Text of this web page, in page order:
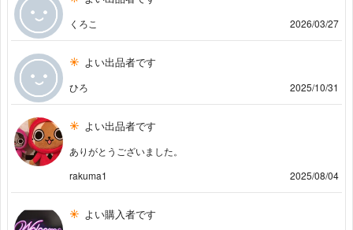
くろこ 2026/03/27
よい出品者です
ひろ 2025/10/31
よい出品者です
ありがとうございました。
rakuma1
2025/08/04
よい購入者です